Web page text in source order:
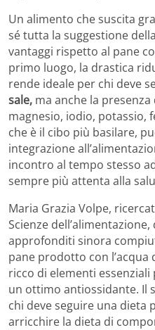
Un alimento che suscita
sé tutta la suggestione
vantaggi rispetto al pane
primo luogo, la drastica
rende ideale per chi deve
sale, ma anche la
magnesio, iodio, potassio,
che è il cibo più basilare,
integrazione
incontro al tempo stesso
sempre più attenta alla
Maria Grazia Volpe,
Scienze
approfonditi sinora
pane prodotto con
ricco di elementi
un ottimo antiossidante. Il
chi deve seguire una dieta
arricchire la dieta di